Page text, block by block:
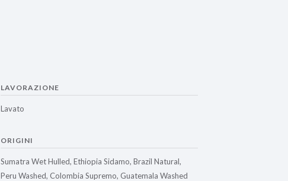
LAVORAZIONE
Lavato
ORIGINI
Sumatra Wet Hulled, Ethiopia Sidamo, Brazil Natural,
Peru Washed, Colombia Supremo, Guatemala Washed